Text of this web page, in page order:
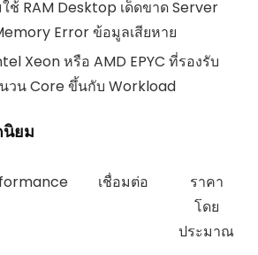
ช้ RAM Desktop เด็ดขาด Server
Error ข้อมูลเสียหาย
Xeon หรือ AMD EPYC ที่รองรับ
วน Core ขึ้นกับ Workload
นิยม
เชื่อมต่อ
ราคา
โดย
ประมาณ